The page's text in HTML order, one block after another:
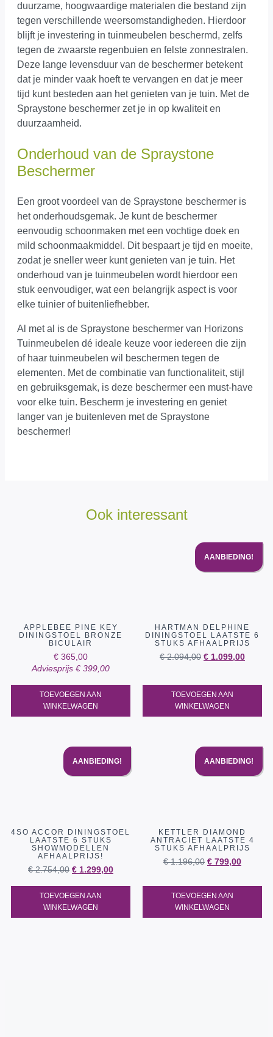
duurzame, hoogwaardige materialen die bestand zijn
tegen verschillende weersomstandigheden. Hierdoor
blijft je investering in tuinmeubelen beschermd, zelfs
tegen de zwaarste regenbuien en felste zonnestralen.
Deze lange levensduur van de beschermer betekent
dat je minder vaak hoeft te vervangen en dat je meer
tijd kunt besteden aan het genieten van je tuin. Met de
Spraystone beschermer zet je in op kwaliteit en
duurzaamheid.
Onderhoud van de Spraystone
Beschermer
Een groot voordeel van de Spraystone beschermer is
het onderhoudsgemak. Je kunt de beschermer
eenvoudig schoonmaken met een vochtige doek en
mild schoonmaakmiddel. Dit bespaart je tijd en moeite,
zodat je sneller weer kunt genieten van je tuin. Het
onderhoud van je tuinmeubelen wordt hierdoor een
stuk eenvoudiger, wat een belangrijk aspect is voor
elke tuinier of buitenliefhebber.
Al met al is de Spraystone beschermer van Horizons
Tuinmeubelen dé ideale keuze voor iedereen die zijn
of haar tuinmeubelen wil beschermen tegen de
elementen. Met de combinatie van functionaliteit, stijl
en gebruiksgemak, is deze beschermer een must-have
voor elke tuin. Bescherm je investering en geniet
langer van je buitenleven met de Spraystone
beschermer!
Ook interessant
APPLEBEE PINE KEY
DININGSTOEL BRONZE
BICULAIR
€ 365,00
Adviesprijs €399,00
TOEVOEGEN AAN
WINKELWAGEN
AANBIEDING!
HARTMAN DELPHINE
DININGSTOEL LAATSTE 6
STUKS AFHAALPRIJS
€2.094,00 € 1.099,00
TOEVOEGEN AAN
WINKELWAGEN
AANBIEDING!
4SO ACCOR DININGSTOEL
LAATSTE 6 STUKS
SHOWMODELLEN
AFHAALPRIJS!
€2.754,00 € 1.299,00
TOEVOEGEN AAN
WINKELWAGEN
AANBIEDING!
KETTLER DIAMOND
ANTRACIET LAATSTE 4
STUKS AFHAALPRIJS
€1.196,00 € 799,00
TOEVOEGEN AAN
WINKELWAGEN